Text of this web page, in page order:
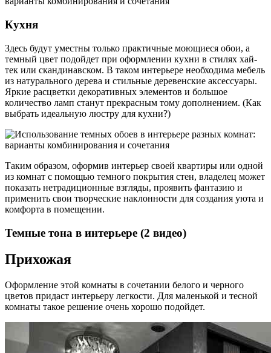
Кухня
Здесь будут уместны только практичные моющиеся обои, а
темный цвет подойдет при оформлении кухни в стилях хай-
тек или скандинавском. В таком интерьере необходима мебель
из натурального дерева и стильные деревенские аксессуары.
Яркие расцветки декоративных элементов и большое
количество ламп станут прекрасным тому дополнением. (Как
выбрать идеальную люстру для кухни?)
Таким образом, оформив интерьер своей квартиры или одной
из комнат с помощью темного покрытия стен, владелец может
показать нетрадиционные взгляды, проявить фантазию и
применить свои творческие наклонности для создания уюта и
комфорта в помещении.
Темные тона в интерьере (2 видео)
Прихожая
Оформление этой комнаты в сочетании белого и черного
цветов придаст интерьеру легкости. Для маленькой и тесной
комнаты такое решение очень хорошо подойдет.